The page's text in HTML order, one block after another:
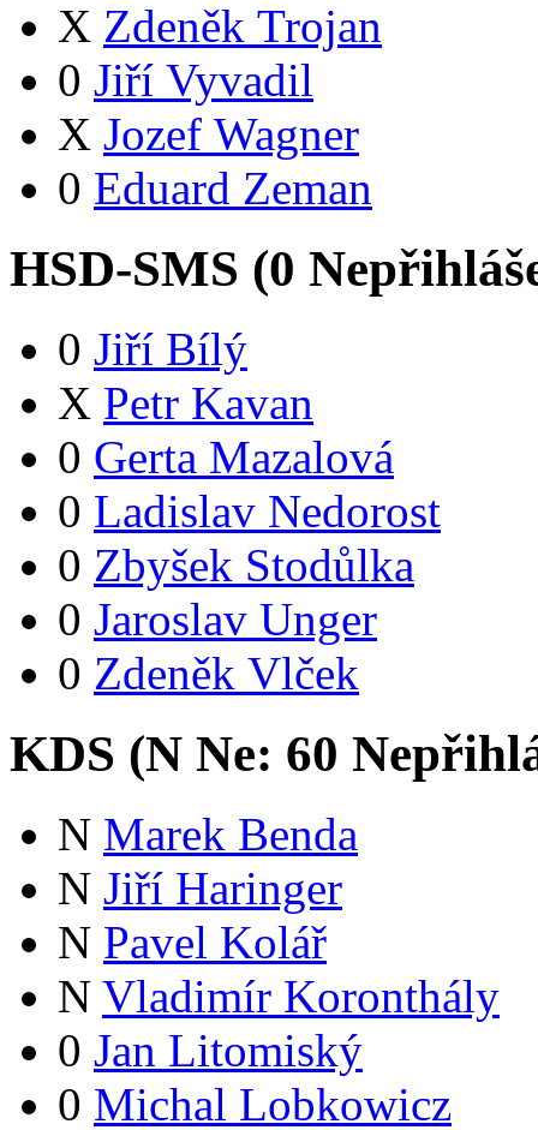
X Zdeněk Trojan
0 Jiří Vyvadil
X Jozef Wagner
0 Eduard Zeman
HSD-SMS (0
0 Jiří Bílý
X Petr Kavan
0 Gerta Mazalová
0 Ladislav Nedorost
0 Zbyšek Stodůlka
0 Jaroslav Unger
0 Zdeněk Vlček
KDS (N Ne: 60
N Marek Benda
N Jiří Haringer
N Pavel Kolář
N Vladimír Koronthály
0 Jan Litomiský
0 Michal Lobkowicz